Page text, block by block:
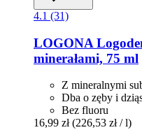
4.1 (31)
LOGONA
minerałami, 75 ml
Z mineralnymi
Dba o zęby i
Bez fluoru
16,99 zł (226,53 zł / l)